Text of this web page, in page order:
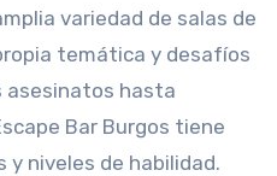
variedad de salas de
temática y desafíos
asesinatos hasta
Bar Burgos tiene
niveles de habilidad.